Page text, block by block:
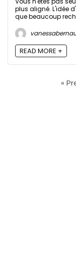
plus aligné. L'idée
que beaucoup
READ MORE +
«